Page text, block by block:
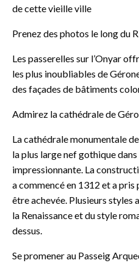
de cette vieille ville
Prenez des photos le long du
Les passerelles sur l’Onyar
les plus inoubliables de
des façades de bâtiments
Admirez la cathédrale de
La cathédrale monumentale
la plus large nef gothique
impressionnante. La
a commencé en 1312 et a
être achevée. Plusieurs
la Renaissance et du style
dessus.
Se promener au Passeig